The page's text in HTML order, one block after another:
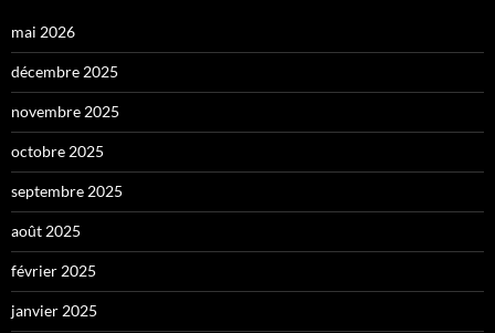
mai 2026
décembre 2025
novembre 2025
octobre 2025
septembre 2025
août 2025
février 2025
janvier 2025